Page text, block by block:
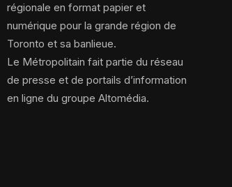
régionale en format papier et
numérique pour la grande région de
Toronto et sa banlieue.
Le Métropolitain fait partie du réseau
de presse et de portails d’information
en ligne du groupe Altomédia.